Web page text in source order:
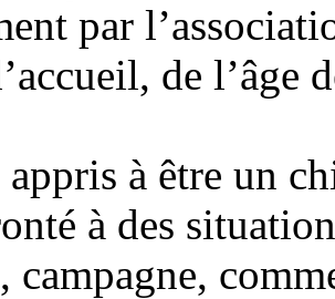
par
de l’âge
à être un
à des
campagne,